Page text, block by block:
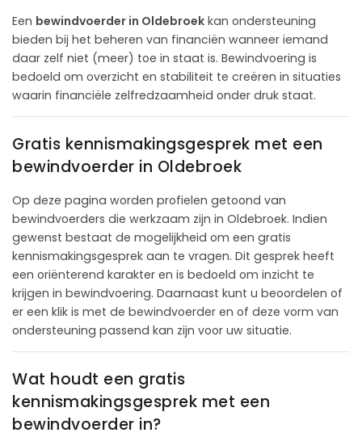
Een bewindvoerder in Oldebroek kan ondersteuning
bieden bij het beheren van financiën wanneer iemand
daar zelf niet (meer) toe in staat is. Bewindvoering is
bedoeld om overzicht en stabiliteit te creëren in situaties
waarin financiële zelfredzaamheid onder druk staat.
Gratis kennismakingsgesprek met een
bewindvoerder in Oldebroek
Op deze pagina worden profielen getoond van
bewindvoerders die werkzaam zijn in Oldebroek. Indien
gewenst bestaat de mogelijkheid om een gratis
kennismakingsgesprek aan te vragen. Dit gesprek heeft
een oriënterend karakter en is bedoeld om inzicht te
krijgen in bewindvoering. Daarnaast kunt u beoordelen of
er een klik is met de bewindvoerder en of deze vorm van
ondersteuning passend kan zijn voor uw situatie.
Wat houdt een gratis
kennismakingsgesprek met een
bewindvoerder in?